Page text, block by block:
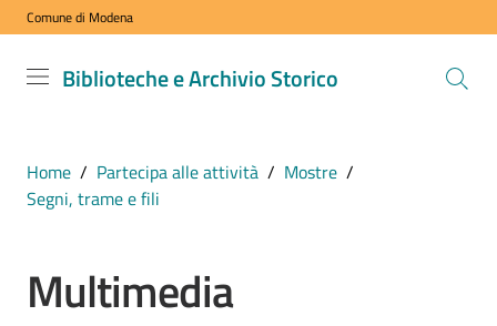
Vai al contenuto
Vai alla navigazione
Vai al footer
Comune di Modena
Biblioteche e Archivio Storico
Biblioteche
COMUNE DI
MODENA
VISITA
i
Home / Partecipa alle attività / Mostre /
Segni, trame e fili
Multimedia